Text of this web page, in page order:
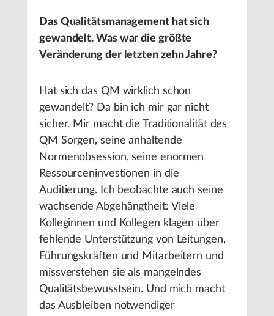
Das Qualitätsmanagement hat sich
gewandelt. Was war die größte
Veränderung der letzten zehn Jahre?
Hat sich das QM wirklich schon
gewandelt? Da bin ich mir gar nicht
sicher. Mir macht die Traditionalität des
QM Sorgen, seine anhaltende
Normenobsession, seine enormen
Ressourceninvestionen in die
Auditierung. Ich beobachte auch seine
wachsende Abgehängtheit: Viele
Kolleginnen und Kollegen klagen über
fehlende Unterstützung von Leitungen,
Führungskräften und Mitarbeitern und
missverstehen sie als mangelndes
Qualitätsbewusstsein. Und mich macht
das Ausbleiben notwendiger